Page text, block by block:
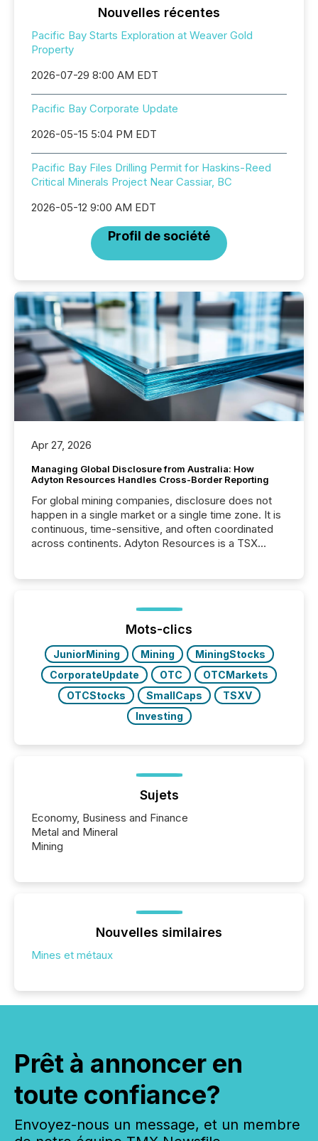
Nouvelles récentes
Pacific Bay Starts Exploration at Weaver Gold
Property
2026-07-29 8:00 AM EDT
Pacific Bay Corporate Update
2026-05-15 5:04 PM EDT
Pacific Bay Files Drilling Permit for Haskins-Reed
Critical Minerals Project Near Cassiar, BC
2026-05-12 9:00 AM EDT
Profil de société
Apr 27, 2026
Managing Global Disclosure from Australia: How
Adyton Resources Handles Cross-Border Reporting
For global mining companies, disclosure does not
happen in a single market or a single time zone. It is
continuous, time-sensitive, and often coordinated
across continents. Adyton Resources is a TSX
precise timing and coordination across time zones.
“The ability to file 24/7 with immediate...
Mots-clics
JuniorMining Mining
MiningStocks
CorporateUpdate
OTC
OTCMarkets
OTCStocks
SmallCaps
TSXV
Investing
Sujets
Economy, Business and Finance
Metal and Mineral
Mining
Nouvelles similaires
Mines et métaux
Prêt à annoncer en
toute confiance?
Envoyez-nous un message, et un membre